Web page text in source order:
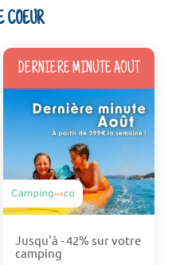
COEUR
DERNIERE MINUTE AOUT
Jusqu'à - 42% sur votre
camping